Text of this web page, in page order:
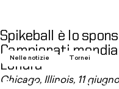
Nelle notizie Tornei
Spikeball è lo
Campionati
Londra
Chicago, Illinois, 11